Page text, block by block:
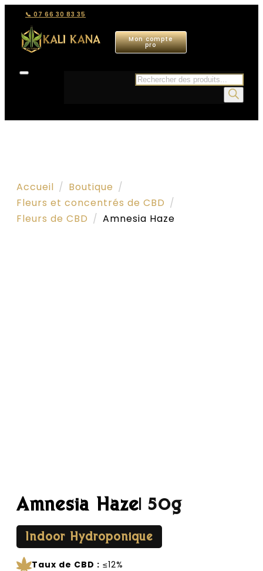
📞 07 66 30 83 35
Mon compte
pro
Recherche
Accueil
Boutique
Fleurs et concentrés de CBD
Fleurs de CBD
Amnesia Haze
Amnesia Haze| 50g
Indoor Hydroponique
Taux de CBD : ≤12%